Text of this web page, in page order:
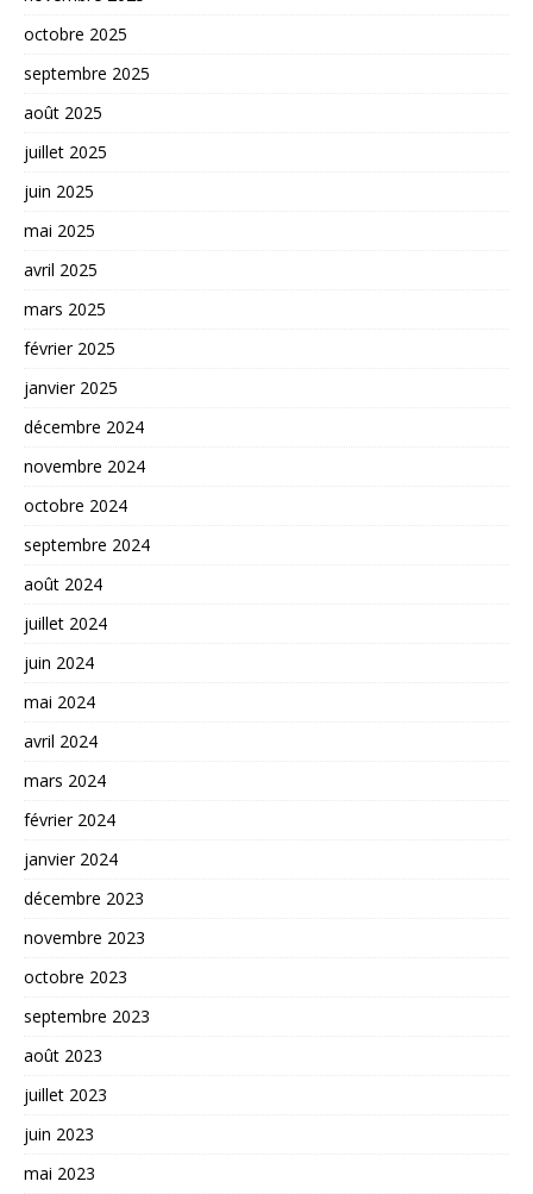
octobre 2025
septembre 2025
août 2025
juillet 2025
juin 2025
mai 2025
avril 2025
mars 2025
février 2025
janvier 2025
décembre 2024
novembre 2024
octobre 2024
septembre 2024
août 2024
juillet 2024
juin 2024
mai 2024
avril 2024
mars 2024
février 2024
janvier 2024
décembre 2023
novembre 2023
octobre 2023
septembre 2023
août 2023
juillet 2023
juin 2023
mai 2023